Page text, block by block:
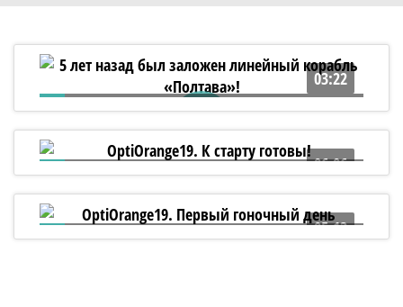
03:22
5 лет назад был заложен линейный
корабль «Полтава»!
06:06
OptiOrange19. К старту готовы!
05:13
OptiOrange19. Первый гоночный день